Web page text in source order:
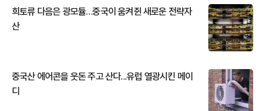
희토류 다음은 광모듈…중국이 움켜쥔 새로운 전략자
산
중국산 에어콘을 웃돈 주고 산다...유럽 열광시킨 메이
디